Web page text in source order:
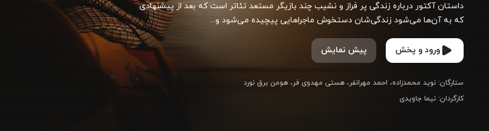
داستان آکتور درباره زندگی پر فراز و نشیب چند بازیگر مستعد تئاتر است که بعد از پیشنهادی
که به آن‌ها می‌شود زندگی‌شان دستخوش ماجراهایی پیچیده می‌شود و...
ورود و پخش پیش نمایش
ستارگان: نوید محمدزاده احمد مهرانفر هستی مهدوی فر
هومن برق نورد
کارگردان: نیما جاویدی